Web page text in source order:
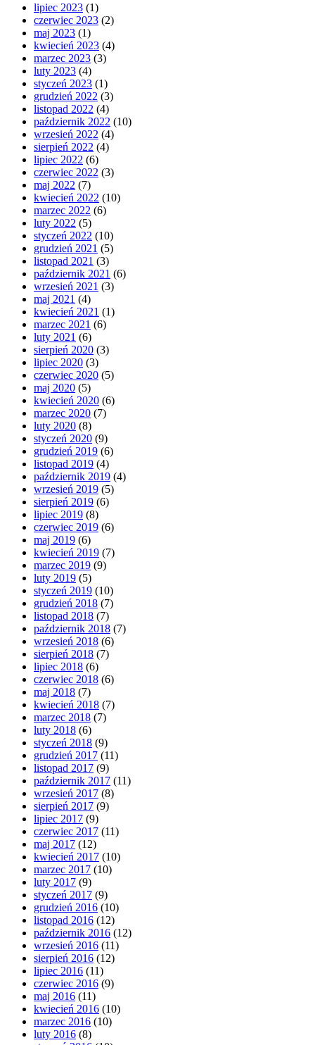
lipiec 2023 (1)
czerwiec 2023 (2)
maj 2023 (1)
kwiecień 2023 (4)
marzec 2023 (3)
luty 2023 (4)
styczeń 2023 (1)
grudzień 2022 (3)
listopad 2022 (4)
październik 2022 (10)
wrzesień 2022 (4)
sierpień 2022 (4)
lipiec 2022 (6)
czerwiec 2022 (3)
maj 2022 (7)
kwiecień 2022 (10)
marzec 2022 (6)
luty 2022 (5)
styczeń 2022 (10)
grudzień 2021 (5)
listopad 2021 (3)
październik 2021 (6)
wrzesień 2021 (3)
maj 2021 (4)
kwiecień 2021 (1)
marzec 2021 (6)
luty 2021 (6)
sierpień 2020 (3)
lipiec 2020 (3)
czerwiec 2020 (5)
maj 2020 (5)
kwiecień 2020 (6)
marzec 2020 (7)
luty 2020 (8)
styczeń 2020 (9)
grudzień 2019 (6)
listopad 2019 (4)
październik 2019 (4)
wrzesień 2019 (5)
sierpień 2019 (6)
lipiec 2019 (8)
czerwiec 2019 (6)
maj 2019 (6)
kwiecień 2019 (7)
marzec 2019 (9)
luty 2019 (5)
styczeń 2019 (10)
grudzień 2018 (7)
listopad 2018 (7)
październik 2018 (7)
wrzesień 2018 (6)
sierpień 2018 (7)
lipiec 2018 (6)
czerwiec 2018 (6)
maj 2018 (7)
kwiecień 2018 (7)
marzec 2018 (7)
luty 2018 (6)
styczeń 2018 (9)
grudzień 2017 (11)
listopad 2017 (9)
październik 2017 (11)
wrzesień 2017 (8)
sierpień 2017 (9)
lipiec 2017 (9)
czerwiec 2017 (11)
maj 2017 (12)
kwiecień 2017 (10)
marzec 2017 (10)
luty 2017 (9)
styczeń 2017 (9)
grudzień 2016 (10)
listopad 2016 (12)
październik 2016 (12)
wrzesień 2016 (11)
sierpień 2016 (12)
lipiec 2016 (11)
czerwiec 2016 (9)
maj 2016 (11)
kwiecień 2016 (10)
marzec 2016 (10)
luty 2016 (8)